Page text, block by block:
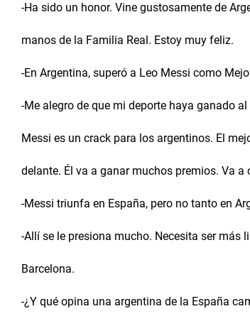
-Ha sido un honor. Vine gustosamente de
manos de la Familia Real. Estoy muy feliz.
-En Argentina, superó a Leo Messi como
-Me alegro de que mi deporte haya ganado
Messi es un crack para los argentinos. El
delante. Él va a ganar muchos premios. Va a
-Messi triunfa en España, pero no tanto en
-Allí se le presiona mucho. Necesita ser más
Barcelona.
-¿Y qué opina una argentina de la España